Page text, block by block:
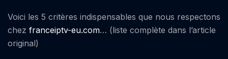
Voici les 5 critères indispensables que nous respectons
chez franceiptv-eu.com… (liste complète dans l’article
original)